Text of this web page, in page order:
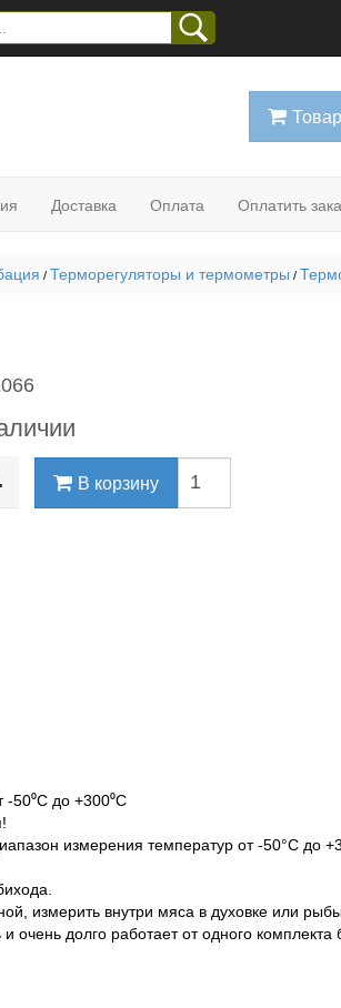
Доставка Оплата Оплатить
/ Терморегуляторы и термометры /
В корзину
50⁰С до +300⁰C
измерения температур от -50°C до
измерить внутри мяса в духовке или
долго работает от одного комплекта